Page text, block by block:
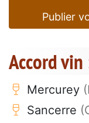
Publier
Accord vin
Mercurey
Sancerre